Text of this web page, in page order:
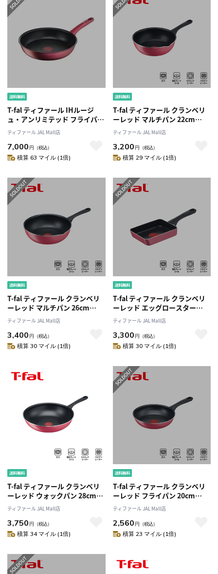
T-fal ティファール IHルージ
ュ・アンリミテッド フライパン
28cm レッド G26206 IH・ガス
火対応
ティファール JAL Mall店
7,000 円 （税込）
積算 63 マイル (1倍)
T-fal ティファール クランベリ
ーレッド マルチパン 22cm
B55975 ガス火
ティファール JAL Mall店
3,200 円 （税込）
積算 29 マイル (1倍)
T-fal ティファール クランベリ
ーレッド マルチパン 26cm
B55977 ガス火
ティファール JAL Mall店
3,400 円 （税込）
積算 30 マイル (1倍)
T-fal ティファール クランベリ
ーレッド エッグロースター
12x18cm B55918 ガス火
ティファール JAL Mall店
3,300 円 （税込）
積算 30 マイル (1倍)
T-fal ティファール クランベリ
ーレッド ウォックパン 28cm
B55919 ガス火
ティファール JAL Mall店
3,750 円 （税込）
積算 34 マイル (1倍)
T-fal ティファール クランベリ
ーレッド フライパン 20cm
B55902 ガス火
ティファール JAL Mall店
2,560 円 （税込）
積算 23 マイル (1倍)